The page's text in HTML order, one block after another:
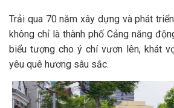
Trải qua 70 năm xây dựng và phát
không chỉ là thành phố Cảng năng
biểu tượng cho ý chí vươn lên, khát
yêu quê hương sâu sắc.